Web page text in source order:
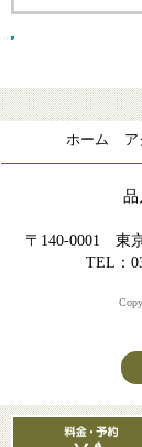
ホーム ア
品
〒140-0001 東
TEL：